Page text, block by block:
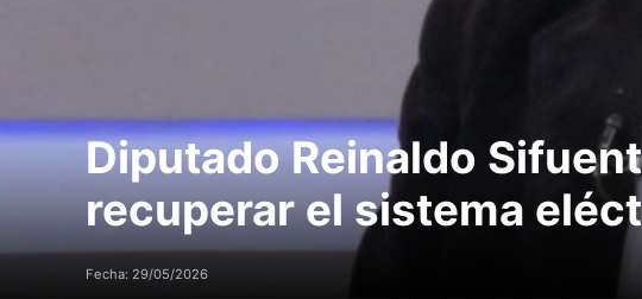
Diputado Reinaldo
recuperar el sistema
Fecha: 29/05/2026